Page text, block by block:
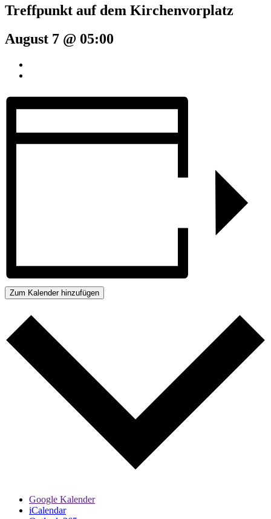
Treffpunkt auf dem Kirchenvorplatz
August 7 @ 05:00
Zum Kalender hinzufügen
Google Kalender
iCalendar